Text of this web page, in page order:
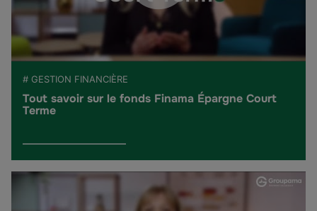
# GESTION FINANCIÈRE
Tout savoir sur le fonds Finama Épargne Court
Terme